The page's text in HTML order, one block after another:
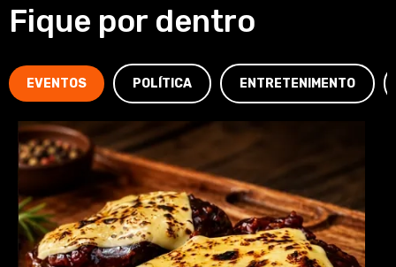
Fique por dentro
EVENTOS POLÍTICA ENTRETENIMENTO